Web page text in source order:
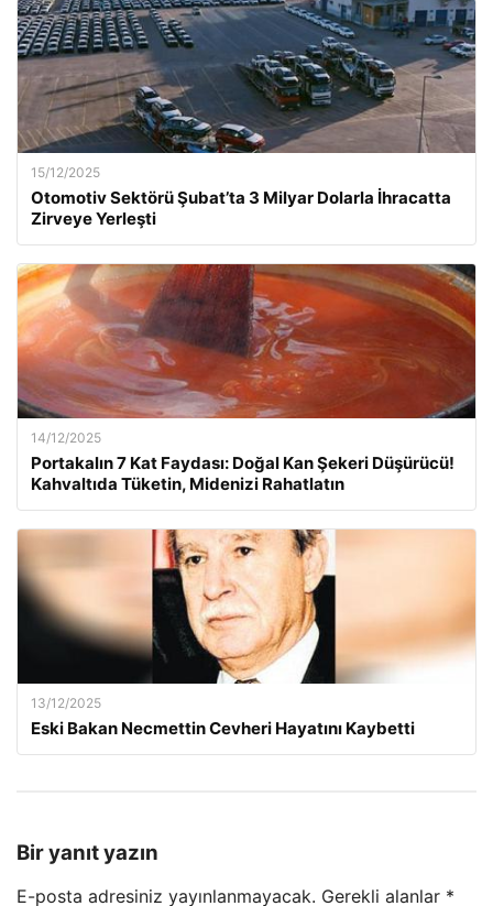
15/12/2025
Otomotiv Sektörü Şubat’ta 3 Milyar Dolarla İhracatta
Zirveye Yerleşti
14/12/2025
Portakalın 7 Kat Faydası: Doğal Kan Şekeri Düşürücü!
Kahvaltıda Tüketin, Midenizi Rahatlatın
13/12/2025
Eski Bakan Necmettin Cevheri Hayatını Kaybetti
Bir yanıt yazın
E-posta adresiniz yayınlanmayacak. Gerekli alanlar *